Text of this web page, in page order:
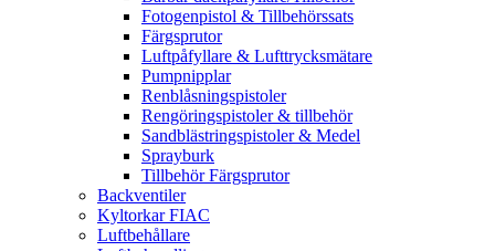
Fotogenpistol & Tillbehörssats
Färgsprutor
Luftpåfyllare & Lufttrycksmätare
Pumpnipplar
Renblåsningspistoler
Rengöringspistoler & tillbehör
Sandblästringspistoler & Medel
Sprayburk
Tillbehör Färgsprutor
Backventiler
Kyltorkar FIAC
Luftbehållare